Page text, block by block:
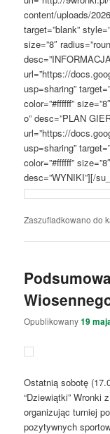
content/uploads/
target=”blank”
size=”8″
url=”https://
usp=sharing”
color=”#ffffff”
o” desc=”PLAN
url=”https://
usp=sharing”
color=”#ffffff”
desc=”WYNIKI”][/
Zaszufladkowano do
Opublikowany19
Ostatnią sobotę
“Dziewiątki” Wronki
organizując turniej
pozytywnych